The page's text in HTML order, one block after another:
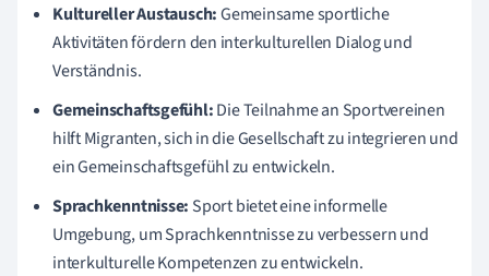
Kultureller Austausch:Gemeinsame sportliche
Aktivitäten fördern den interkulturellen Dialog und
Verständnis.
Gemeinschaftsgefühl:Die Teilnahme an Sportvereinen
hilft Migranten, sich in die Gesellschaft zu integrieren und
ein Gemeinschaftsgefühl zu entwickeln.
Sprachkenntnisse: Sport bietet eine informelle
Umgebung, um Sprachkenntnisse zu verbessern und
interkulturelle Kompetenzen zu entwickeln.